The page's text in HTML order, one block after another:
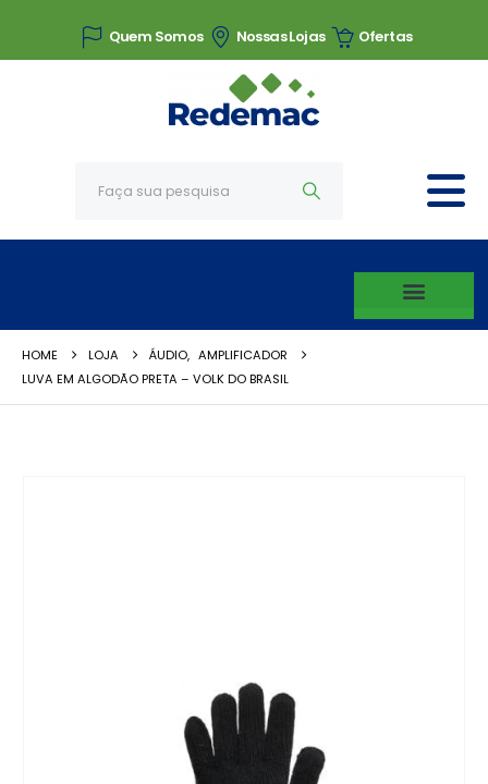
Quem Somos Nossas Lojas Ofertas
HOME LOJA ÁUDIO, AMPLIFICADOR
LUVA EM ALGODÃO PRETA – VOLK DO BRASIL